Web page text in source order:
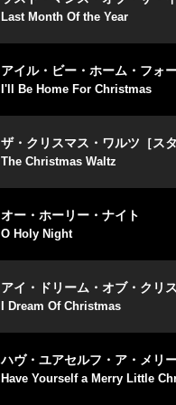
Last Month Of the Year
アイル・ビー・ホーム・フォ
I'll Be Home For Christmas
ザ・クリスマス・ワルツ［ス
The Christmas Waltz
オー・ホーリー・ナイト
O Holy Night
アイ・ドリーム・オブ・クリ
I Dream Of Christmas
ハヴ・ユアセルフ・ア・メリ
Have Yourself a Merry Little